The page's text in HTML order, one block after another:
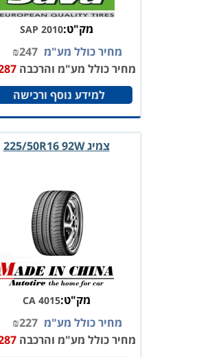
מק"ט:SAP 2010
מחיר כולל מע"מ ₪247
מחיר כולל מע"מ והרכבה
₪287
למידע נוסף ורכישה
צמיג 225/50R16 92W
מק"ט:CA 4015
מחיר כולל מע"מ ₪227
מחיר כולל מע"מ והרכבה
₪287